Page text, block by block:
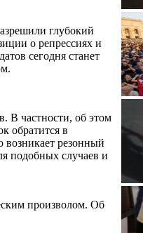
глубокий
о репрессиях и
сегодня станет
В частности, об этом
обратится в
резонный
подобных случаев и
произволом. Об